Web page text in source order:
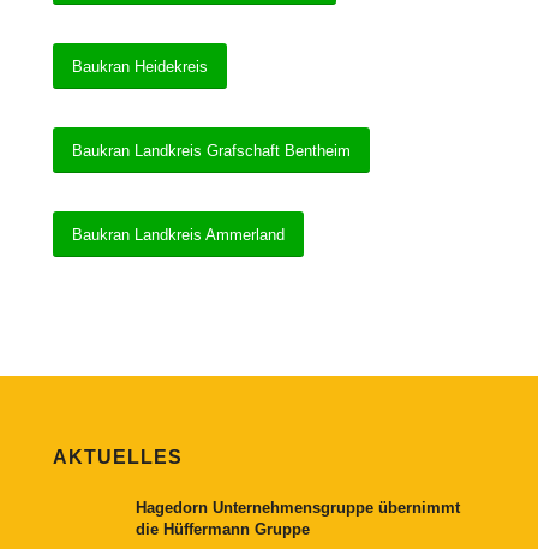
Baukran Heidekreis
Baukran Landkreis Grafschaft Bentheim
Baukran Landkreis Ammerland
AKTUELLES
Hagedorn Unternehmensgruppe übernimmt
die Hüffermann Gruppe